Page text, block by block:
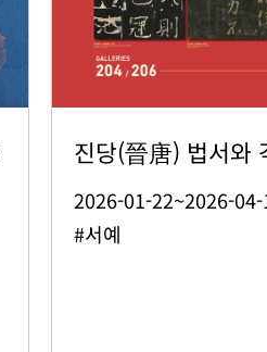
진당(晉唐) 법서와
2026-01-22~2026-04-
#서예